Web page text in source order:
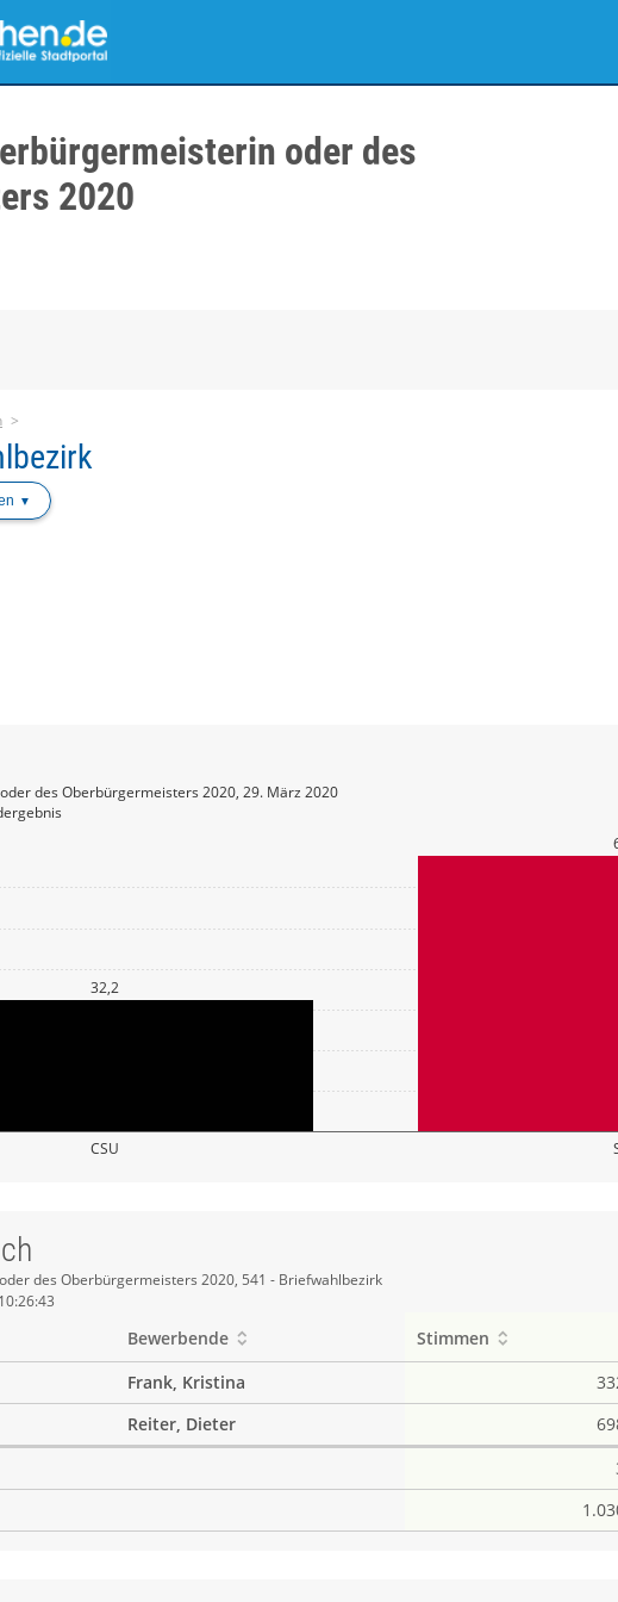
oder des
2020
CSU
32,2
des Oberbürgermeisters 2020, 29. März 2020
des Oberbürgermeisters 2020, 541 - Briefwahlbezirk
Bewerbende Stimmen
Frank, Kristina
Reiter, Dieter